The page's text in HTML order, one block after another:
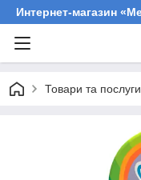
Интернет-магазин
Товари та послуги